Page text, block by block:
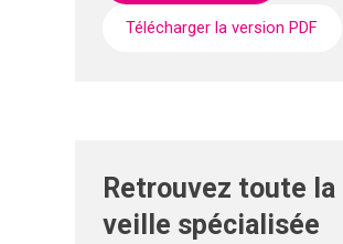
Télécharger la version PDF
Retrouvez toute la
veille spécialisée